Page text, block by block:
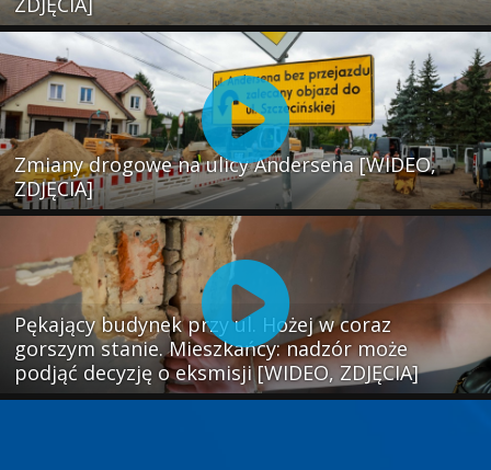
Zmiany drogowe na ulicy Andersena [WIDEO,
ZDJĘCIA]
Pękający budynek przy ul. Hożej w coraz
gorszym stanie. Mieszkańcy: nadzór może
podjąć decyzję o eksmisji [WIDEO, ZDJĘCIA]